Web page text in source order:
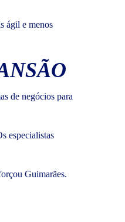
ágil e menos
de negócios para
especialistas
Guimarães.